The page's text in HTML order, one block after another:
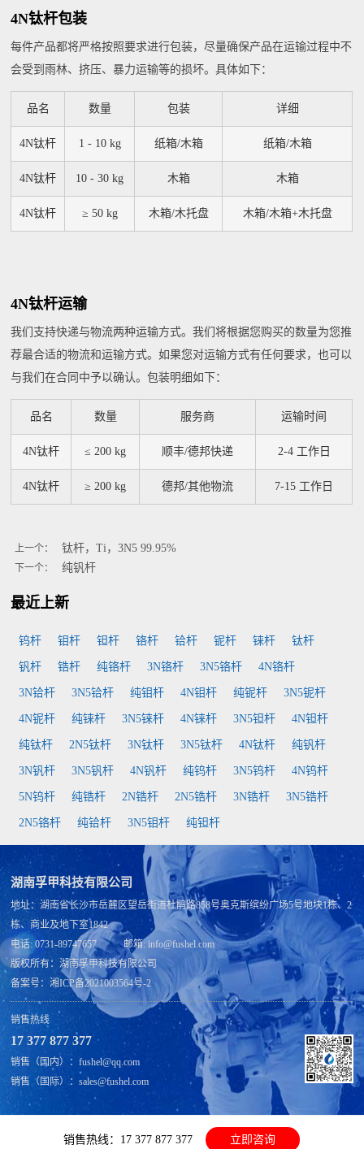
4N钛杆包装
每件产品都将严格按照要求进行包装，尽量确保产品在运输过程中不
会受到雨林、挤压、暴力运输等的损坏。具体如下：
品名 数量 包装 详细
4N钛杆 1 - 10 kg 纸箱/木箱 纸箱/木箱
4N钛杆 10 - 30 kg 木箱 木箱
4N钛杆 ≥ 50 kg 木箱/木托盘 木箱/木箱+木托盘
4N钛杆运输
我们支持快递与物流两种运输方式。我们将根据您购买的数量为您推
荐最合适的物流和运输方式。如果您对运输方式有任何要求，也可以
与我们在合同中予以确认。包装明细如下：
品名 数量 服务商 运输时间
4N钛杆 ≤ 200 kg 顺丰/德邦快递 2-4 工作日
4N钛杆 ≥ 200 kg 德邦/其他物流 7-15 工作日
上一个： 钛杆，Ti，3N5 99.95%
下一个： 纯钒杆
最近上新
钨杆 钼杆 钽杆 铬杆 铪杆 铌杆 铼杆 钛杆
钒杆 锆杆 纯铬杆 3N铬杆 3N5铬杆 4N铬杆
3N铪杆 3N5铪杆 纯钼杆 4N钼杆 纯铌杆 3N5铌杆
4N铌杆 纯铼杆 3N5铼杆 4N铼杆 3N5钽杆 4N钽杆
纯钛杆 2N5钛杆 3N钛杆 3N5钛杆 4N钛杆 纯钒杆
3N钒杆 3N5钒杆 4N钒杆 纯钨杆 3N5钨杆 4N钨杆
5N钨杆 纯锆杆 2N锆杆 2N5锆杆 3N锆杆 3N5锆杆
2N5铬杆 纯铪杆 3N5钼杆 纯钽杆
湖南孚甲科技有限公司
地址：湖南省长沙市岳麓区望岳街道杜鹃路858号奥克斯缤纷广场5号地块1栋、2
栋、商业及地下室1842
电话: 0731-89747657 邮箱: info@fushel.com
版权所有：湖南孚甲科技有限公司
备案号：湘ICP备2021003564号-2
销售热线
17 377 877 377
销售（国内）：fushel@qq.com
销售（国际）：sales@fushel.com
销售热线：17 377 877 377 立即咨询